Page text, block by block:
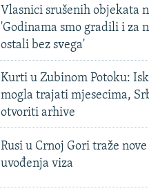
Vlasnici srušenih objekata
'Godinama smo gradili i za
ostali bez svega'
Kurti u Zubinom Potoku:
mogla trajati mjesecima,
otvoriti arhive
Rusi u Crnoj Gori traže
uvođenja viza